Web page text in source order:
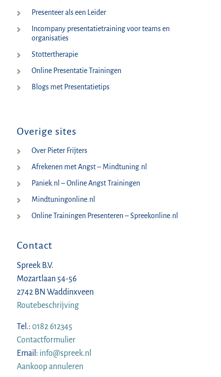
Presenteer als een Leider
Incompany presentatietraining voor teams en
organisaties
Stottertherapie
Online Presentatie Trainingen
Blogs met Presentatietips
Overige sites
Over Pieter Frijters
Afrekenen met Angst – Mindtuning.nl
Paniek.nl – Online Angst Trainingen
Mindtuningonline.nl
Online Trainingen Presenteren – Spreekonline.nl
Contact
Spreek B.V.
Mozartlaan 54-56
2742 BN Waddinxveen
Routebeschrijving
Tel.: 0182 612345
Contactformulier
Email: info@spreek.nl
Aankoop annuleren